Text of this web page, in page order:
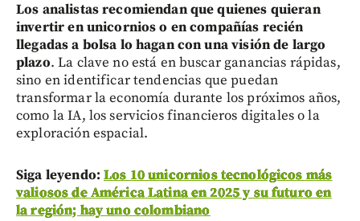
Los analistas recomiendan que quienes quieran
invertir en unicornios o en compañías recién
llegadas a bolsa lo hagan con una visión de largo
plazo. La clave no está en buscar ganancias rápidas,
sino en identificar tendencias que puedan
transformar la economía durante los próximos años,
como la IA, los servicios financieros digitales o la
exploración espacial.
Siga leyendo:Los 10 unicornios tecnológicos más
valiosos de América Latina en 2025 y su futuro en
la región; hay uno colombiano